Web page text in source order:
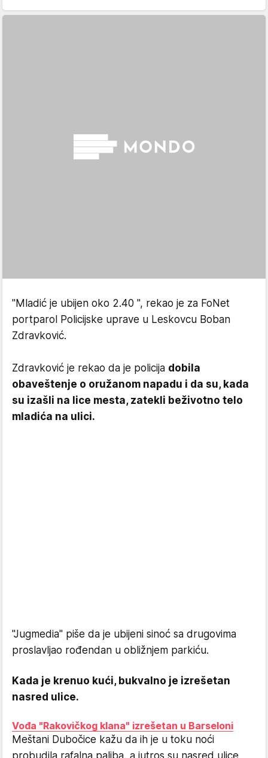
"Mladić je ubijen oko 2.40 ", rekao je za FoNet
portparol Policijske uprave u Leskovcu Boban
Zdravković.
Zdravković je rekao da je policija dobila
obaveštenje o oružanom napadu i da su, kada
su izašli na lice mesta, zatekli beživotno telo
mladića na ulici.
"Jugmedia" piše da je ubijeni sinoć sa drugovima
proslavljao rođendan u obližnjem parkiću.
Kada je krenuo kući, bukvalno je izrešetan
nasred ulice.
Vođa "Rakovičkog klana" izrešetan u Barseloni
Meštani Dubočice kažu da ih je u toku noći
probudila rafalna paljba, a jutros su nasred ulice